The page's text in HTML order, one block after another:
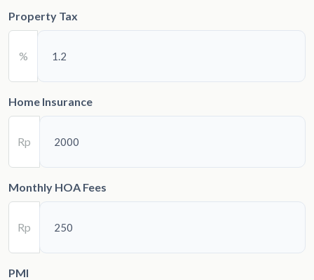
Property Tax
%
Home Insurance
Rp
Monthly HOA Fees
Rp
PMI